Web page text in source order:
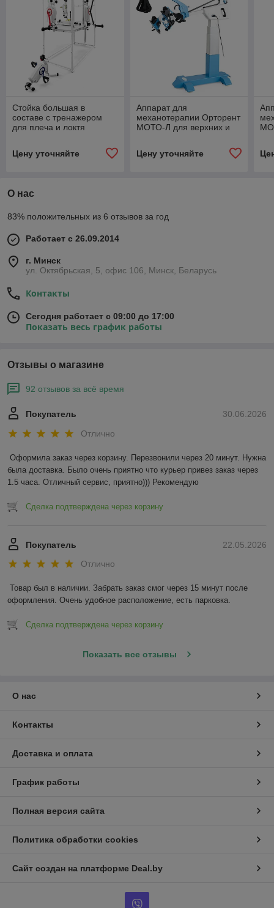
Стойка большая в
составе с тренажером
для плеча и локтя
Цену уточняйте
Аппарат для
механотерапии Орторент
МОТО-Л для верхних и
Цену уточняйте
О нас
83% положительных из 6 отзывов за год
Работает с 26.09.2014
г. Минск
ул. Октябрьская, 5, офис 106, Минск, Беларусь
Контакты
Сегодня работает с 09:00 до 17:00
Показать весь график работы
Отзывы о магазине
92 отзывов за всё время
30.06.2026
Покупатель
Отлично
Оформила заказ через корзину. Перезвонили через 20 минут. Нужна
была доставка. Было очень приятно что курьер привез заказ через
1.5 часа. Отличный сервис, приятно))) Рекомендую
Сделка подтверждена через корзину
22.05.2026
Покупатель
Отлично
Товар был в наличии. Забрать заказ смог через 15 минут после
оформления. Очень удобное расположение, есть парковка.
Сделка подтверждена через корзину
Показать все отзывы
О нас
Контакты
Доставка и оплата
График работы
Полная версия сайта
Политика обработки cookies
Сайт создан на платформе Deal.by